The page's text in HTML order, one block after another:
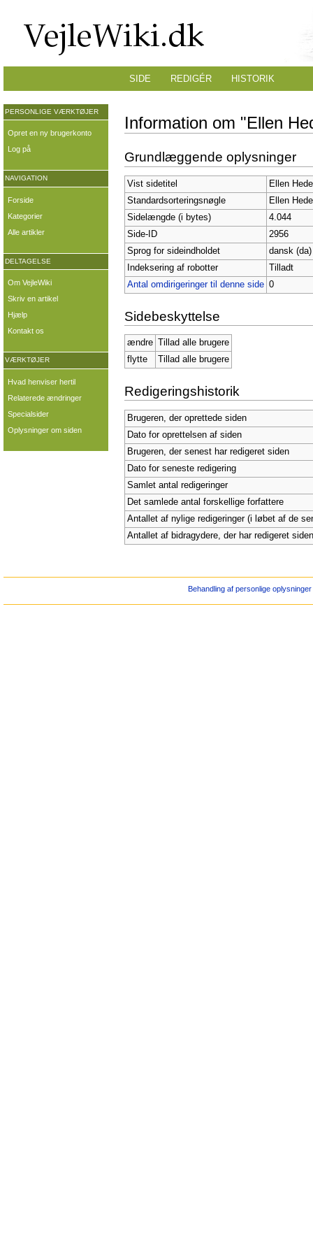
Information om "Ellen
Grundlæggende oplysninger
Vist sidetitel
Ellen
Standardsorteringsnøgle
Ellen
Sidelængde (i bytes)
4.044
Side-ID
2956
Sprog for sideindholdet
dansk (da)
Indeksering af robotter
Tilladt
Antal omdirigeringer til denne side 0
Sidebeskyttelse
ændre
Tillad alle brugere
flytte
Tillad alle brugere
Redigeringshistorik
Brugeren, der oprettede siden
Dato for oprettelsen af siden
Brugeren, der senest har redigeret siden
Dato for seneste redigering
Samlet antal redigeringer
Det samlede antal forskellige forfattere
Antallet af nylige redigeringer (i løbet af de
Antallet af bidragydere, der har redigeret
SIDE REDIGÉR HISTORIK
PERSONLIGE VÆRKTØJER
Opret en ny brugerkonto
Log på
NAVIGATION
Forside
Kategorier
Alle artikler
DELTAGELSE
Om VejleWiki
Skriv en artikel
Hjælp
Kontakt os
VÆRKTØJER
Hvad henviser hertil
Relaterede ændringer
Specialsider
Oplysninger om siden
Behandling af personlige oplysninger